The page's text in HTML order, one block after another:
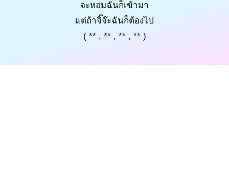
จะหอมฉันก็เข้ามา
แต่ถ้าจิ๊จ๊ะฉันก็ต้องไป
( ** , ** , ** , ** )